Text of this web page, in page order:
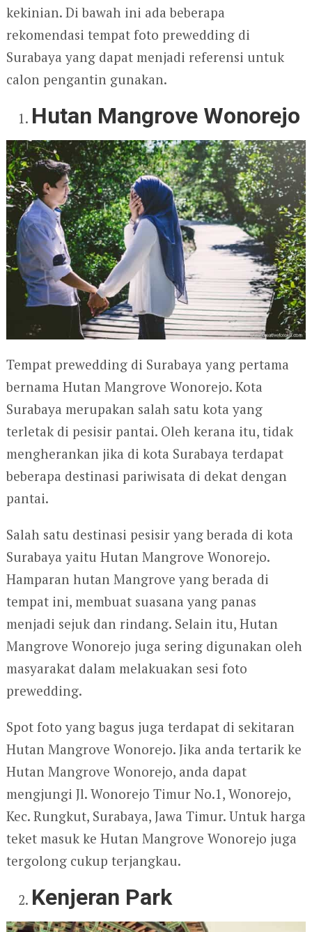
kekinian. Di bawah ini ada beberapa
rekomendasi tempat foto prewedding di
Surabaya yang dapat menjadi referensi untuk
calon pengantin gunakan.
Hutan Mangrove Wonorejo
Tempat prewedding di Surabaya yang pertama
bernama Hutan Mangrove Wonorejo. Kota
Surabaya merupakan salah satu kota yang
terletak di pesisir pantai. Oleh kerana itu, tidak
mengherankan jika di kota Surabaya terdapat
beberapa destinasi pariwisata di dekat dengan
pantai.
Salah satu destinasi pesisir yang berada di kota
Surabaya yaitu Hutan Mangrove Wonorejo.
Hamparan hutan Mangrove yang berada di
tempat ini, membuat suasana yang panas
menjadi sejuk dan rindang. Selain itu, Hutan
Mangrove Wonorejo juga sering digunakan oleh
masyarakat dalam melakuakan sesi foto
prewedding.
Spot foto yang bagus juga terdapat di sekitaran
Hutan Mangrove Wonorejo. Jika anda tertarik ke
Hutan Mangrove Wonorejo, anda dapat
mengjungi Jl. Wonorejo Timur No.1, Wonorejo,
Kec. Rungkut, Surabaya, Jawa Timur. Untuk harga
teket masuk ke Hutan Mangrove Wonorejo juga
tergolong cukup terjangkau.
Kenjeran Park